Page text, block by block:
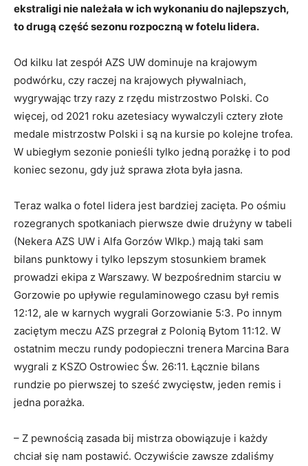
ekstraligi nie należała w ich wykonaniu do najlepszych,
to drugą część sezonu rozpoczną w fotelu lidera.
Od kilku lat zespół AZS UW dominuje na krajowym
podwórku, czy raczej na krajowych pływalniach,
wygrywając trzy razy z rzędu mistrzostwo Polski. Co
więcej, od 2021 roku azetesiacy wywalczyli cztery złote
medale mistrzostw Polski i są na kursie po kolejne trofea.
W ubiegłym sezonie ponieśli tylko jedną porażkę i to pod
koniec sezonu, gdy już sprawa złota była jasna.
Teraz walka o fotel lidera jest bardziej zacięta. Po ośmiu
rozegranych spotkaniach pierwsze dwie drużyny w tabeli
(Nekera AZS UW i Alfa Gorzów Wlkp.) mają taki sam
bilans punktowy i tylko lepszym stosunkiem bramek
prowadzi ekipa z Warszawy. W bezpośrednim starciu w
Gorzowie po upływie regulaminowego czasu był remis
12:12, ale w karnych wygrali Gorzowianie 5:3. Po innym
zaciętym meczu AZS przegrał z Polonią Bytom 11:12. W
ostatnim meczu rundy podopieczni trenera Marcina Bara
wygrali z KSZO Ostrowiec Św. 26:11. Łącznie bilans
rundzie po pierwszej to sześć zwycięstw, jeden remis i
jedna porażka.
– Z pewnością zasada bij mistrza obowiązuje i każdy
chciał się nam postawić. Oczywiście zawsze zdaliśmy